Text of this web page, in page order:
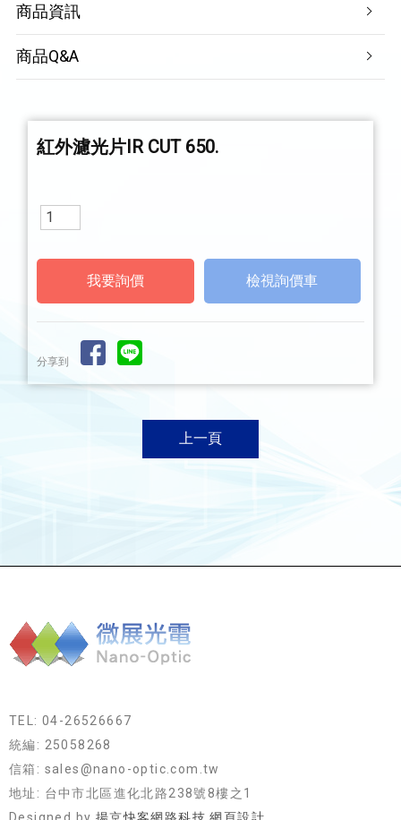
商品資訊
商品Q&A
紅外濾光片IR CUT 650.
檢視詢價車
分享到
上一頁
TEL: 04-26526667
統編: 25058268
信箱: sales@nano-optic.com.tw
地址: 台中市北區進化北路238號8樓之1